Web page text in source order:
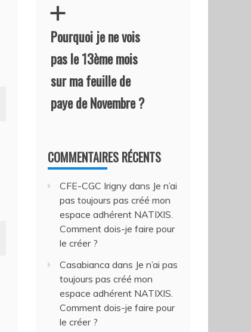
a
Pourquoi je ne vois
pas le 13ème mois
sur ma feuille de
paye de Novembre ?
COMMENTAIRES RÉCENTS
CFE-CGC Irigny dans Je n’ai
pas toujours pas créé mon
espace adhérent NATIXIS.
Comment dois-je faire pour
le créer ?
Casabianca dans Je n’ai pas
toujours pas créé mon
espace adhérent NATIXIS.
Comment dois-je faire pour
le créer ?